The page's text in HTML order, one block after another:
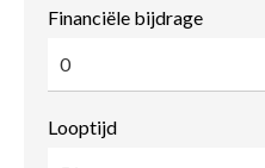
Financiële bijdrage
Looptijd